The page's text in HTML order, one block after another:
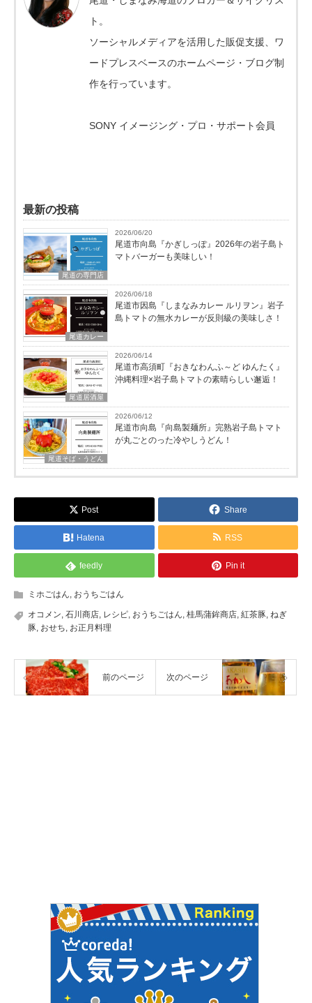
ト。
ソーシャルメディアを活用した販促支援、ワ
ードプレスベースのホームページ・ブログ制
作を行っています。
SONY イメージング・プロ・サポート会員
最新の投稿
尾道の専門店
2026/06/20
尾道市向島『かぎしっぽ』2026年の岩子島ト
マトバーガーも美味しい！
尾道カレー
2026/06/18
尾道市因島『しまなみカレー ルリヲン』岩子
島トマトの無水カレーが反則級の美味しさ！
尾道居酒屋
2026/06/14
尾道市高須町『おきなわんふ～ど ゆんたく』
沖縄料理×岩子島トマトの素晴らしい邂逅！
尾道そば・うどん
2026/06/12
尾道市向島『向島製麺所』完熟岩子島トマト
が丸ごとのった冷やしうどん！
Post Share
Hatena RSS
feedly Pin it
ミホごはん, おうちごはん
オコメン, 石川商店, レシピ, おうちごはん, 桂馬蒲鉾商店, 紅茶豚, ねぎ
豚, おせち, お正月料理
前のページ 次のページ